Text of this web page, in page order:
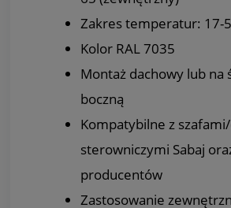
Zakres temperatur: 17-
Kolor RAL 7035
Montaż dachowy lub na
boczną
Kompatybilne z
sterowniczymi Sabaj
producentów
Zastosowanie